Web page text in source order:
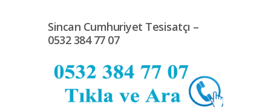
Sincan Cumhuriyet Tesisatçı –
0532 384 77 07